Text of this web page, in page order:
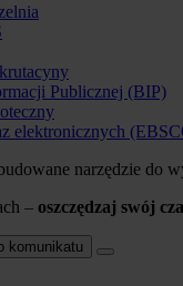
Publicznej (BIP)
elektronicznych
narzędzie do
– oszczędzaj swój
komunikatu